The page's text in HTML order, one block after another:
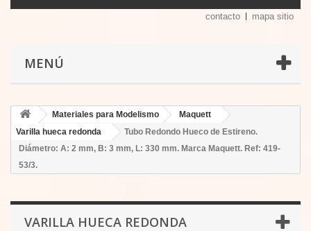
contacto mapa sitio
MENÚ
Materiales para Modelismo
Maquett
Varilla hueca redonda
Tubo Redondo Hueco de Estireno.
Diámetro: A: 2 mm, B: 3 mm, L: 330 mm. Marca Maquett. Ref: 419-
53/3.
VARILLA HUECA REDONDA